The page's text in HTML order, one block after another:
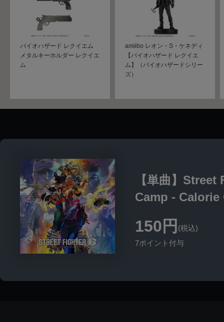
バイオハザード レクイエム
メタルキーホルダー レクイエ
ム
amiibo レオン・S・ケネディ
【バイオハザード レクイエ
ム】（バイオハザードシリー
ズ）
【単曲】
Camp - Calorie
150円 (税込)
7ポイント付与